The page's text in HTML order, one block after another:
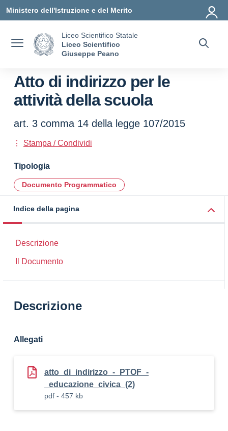
Ministero dell'Istruzione e del Merito
Liceo Scientifico Statale
Liceo Scientifico
Giuseppe Peano
Atto di indirizzo per le
attività della scuola
art. 3 comma 14 della legge 107/2015
Stampa / Condividi
Tipologia
Documento Programmatico
Indice della pagina
Descrizione
Il Documento
Descrizione
Allegati
atto_di_indirizzo_-_PTOF_-
_educazione_civica_(2)
pdf - 457 kb